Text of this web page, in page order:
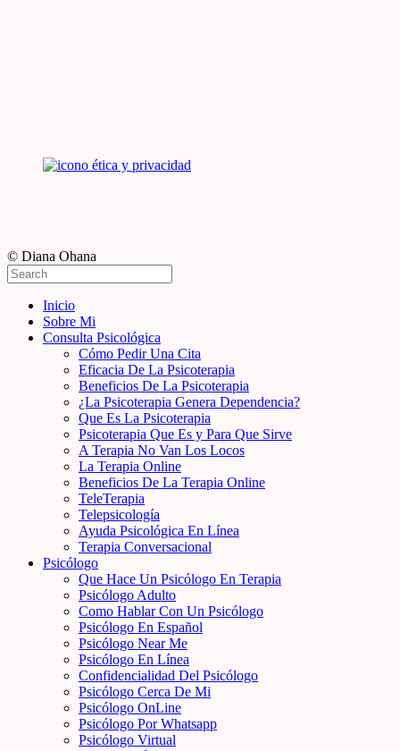
© Diana Ohana
Inicio
Sobre Mi
Consulta Psicológica
Cómo Pedir Una Cita
Eficacia De La Psicoterapia
Beneficios De La Psicoterapia
¿La Psicoterapia Genera Dependencia?
Que Es La Psicoterapia
Psicoterapia Que Es y Para Que Sirve
A Terapia No Van Los Locos
La Terapia Online
Beneficios De La Terapia Online
TeleTerapia
Telepsicología
Ayuda Psicológica En Línea
Terapia Conversacional
Psicólogo
Que Hace Un Psicólogo En Terapia
Psicólogo Adulto
Como Hablar Con Un Psicólogo
Psicólogo En Español
Psicólogo Near Me
Psicólogo En Línea
Confidencialidad Del Psicólogo
Psicólogo Cerca De Mi
Psicólogo OnLine
Psicólogo Por Whatsapp
Psicólogo Virtual